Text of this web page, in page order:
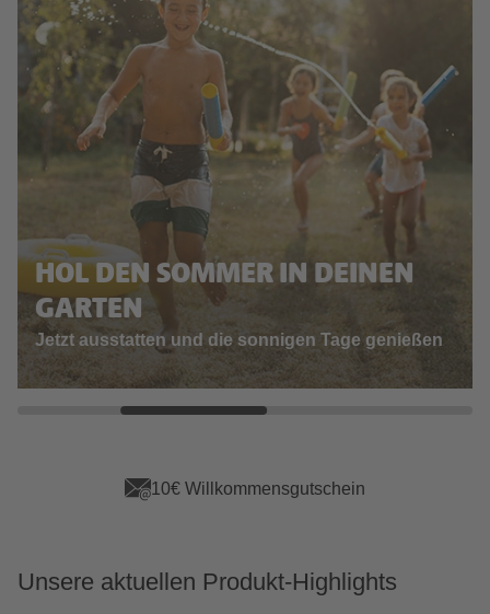
HOL DEN SOMMER IN DEINEN
GARTEN
Jetzt ausstatten und die sonnigen Tage genießen
10€ Willkommensgutschein
Unsere aktuellen Produkt-Highlights